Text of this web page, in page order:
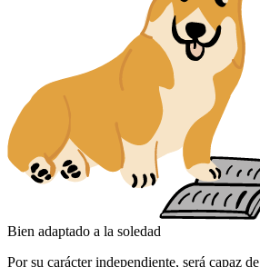
Bien adaptado a la soledad
Por su carácter independiente, será capaz de